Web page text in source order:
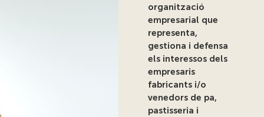
organització
empresarial que
representa,
gestiona i defensa
els interessos dels
empresaris
fabricants i/o
venedors de pa,
pastisseria i